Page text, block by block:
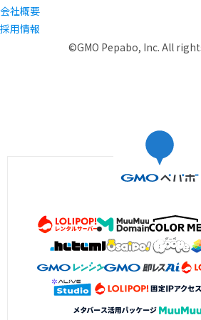
会社概要
採用情報
©GMO Pepabo, Inc. All